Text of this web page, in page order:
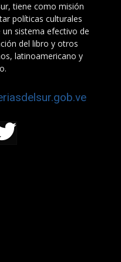
tiene como misión
políticas culturales
sistema efectivo de
del libro y otros
latinoamericano y